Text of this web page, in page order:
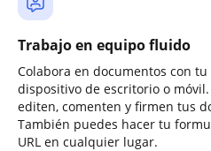
Trabajo en equipo fluido
Colabora en documentos con
dispositivo de escritorio o
editen, comenten y firmen tus
También puedes hacer tu
URL en cualquier lugar.